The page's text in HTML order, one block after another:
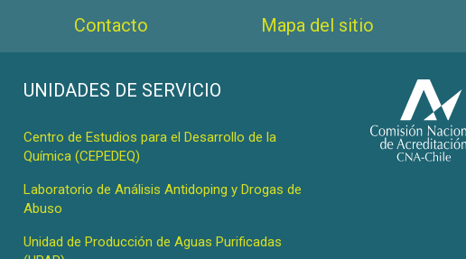
Contacto Mapa del sitio
UNIDADES DE SERVICIO
Centro de Estudios para el Desarrollo de la
Química (CEPEDEQ)
Laboratorio de Análisis Antidoping y Drogas de
Abuso
Unidad de Producción de Aguas Purificadas